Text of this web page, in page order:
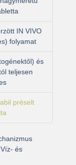
IN VIVO
folyamat
és
teljesen
préselt
és